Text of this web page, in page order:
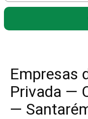
Empresas
Privada —
—